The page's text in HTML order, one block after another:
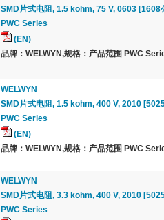
SMD片式电阻, 1.5 kohm, 75 V, 0603 [1608
PWC Series
(EN)
品牌：WELWYN,规格：产品范围 PWC
WELWYN
SMD片式电阻, 1.5 kohm, 400 V, 2010
PWC Series
(EN)
品牌：WELWYN,规格：产品范围 PWC
WELWYN
SMD片式电阻, 3.3 kohm, 400 V, 2010
PWC Series